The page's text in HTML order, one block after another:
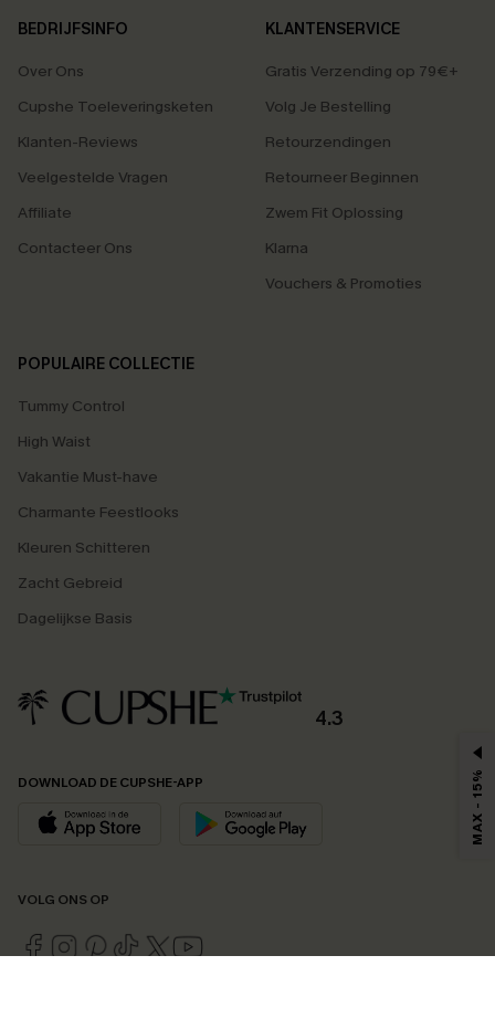
BEDRIJFSINFO
Over Ons
Cupshe Toeleveringsketen
Klanten-Reviews
Veelgestelde Vragen
Affiliate
Contacteer Ons
KLANTENSERVICE
Gratis Verzending op 79€+
Volg Je Bestelling
Retourzendingen
Retourneer Beginnen
Zwem Fit Oplossing
Klarna
Vouchers & Promoties
POPULAIRE COLLECTIE
Tummy Control
High Waist
Vakantie Must-have
Charmante Feestlooks
Kleuren Schitteren
Zacht Gebreid
Dagelijkse Basis
4.3
DOWNLOAD DE CUPSHE-APP
VOLG ONS OP
MAX - 15%